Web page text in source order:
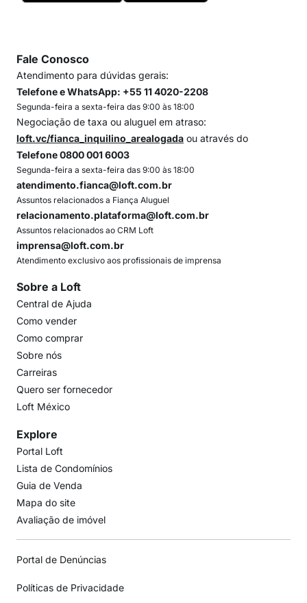
Fale Conosco
Atendimento para dúvidas gerais:
Telefone e WhatsApp: +55 11 4020-2208
Segunda-feira a sexta-feira das 9:00 às 18:00
Negociação de taxa ou aluguel em atraso:
loft.vc/fianca_inquilino_arealogada ou através do
Telefone 0800 001 6003
Segunda-feira a sexta-feira das 9:00 às 18:00
atendimento.fianca@loft.com.br
Assuntos relacionados a Fiança Aluguel
relacionamento.plataforma@loft.com.br
Assuntos relacionados ao CRM Loft
imprensa@loft.com.br
Atendimento exclusivo aos profissionais de imprensa
Sobre a Loft
Central de Ajuda
Como vender
Como comprar
Sobre nós
Carreiras
Quero ser fornecedor
Loft México
Explore
Portal Loft
Lista de Condomínios
Guia de Venda
Mapa do site
Avaliação de imóvel
Portal de Denúncias
Políticas de Privacidade